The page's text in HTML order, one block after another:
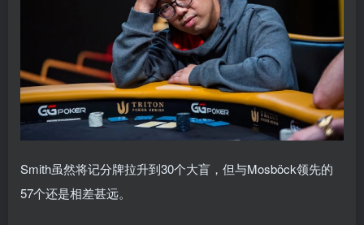
Smith虽然将记分牌拉升到30个大盲，但与Mosböck领先的
57个还是相差甚远。